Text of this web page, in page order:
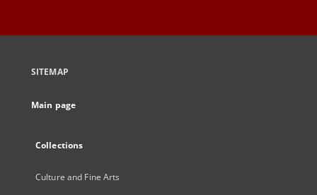
SITEMAP
Main page
Collections
Culture and Fine Arts